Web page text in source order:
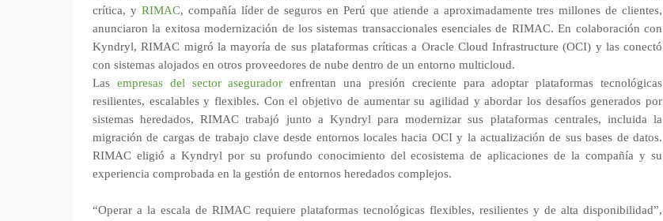
crítica, y RIMAC, compañía líder de seguros en Perú que atiende a aproximadamente tres millones de clientes,
anunciaron la exitosa modernización de los sistemas transaccionales esenciales de RIMAC. En colaboración con
Kyndryl, RIMAC migró la mayoría de sus plataformas críticas a Oracle Cloud Infrastructure (OCI) y las conectó
con sistemas alojados en otros proveedores de nube dentro de un entorno multicloud.
Las empresas del sector asegurador enfrentan una presión creciente para adoptar plataformas tecnológicas
resilientes, escalables y flexibles. Con el objetivo de aumentar su agilidad y abordar los desafíos generados por
sistemas heredados, RIMAC trabajó junto a Kyndryl para modernizar sus plataformas centrales, incluida la
migración de cargas de trabajo clave desde entornos locales hacia OCI y la actualización de sus bases de datos.
RIMAC eligió a Kyndryl por su profundo conocimiento del ecosistema de aplicaciones de la compañía y su
experiencia comprobada en la gestión de entornos heredados complejos.
“Operar a la escala de RIMAC requiere plataformas tecnológicas flexibles, resilientes y de alta disponibilidad”,